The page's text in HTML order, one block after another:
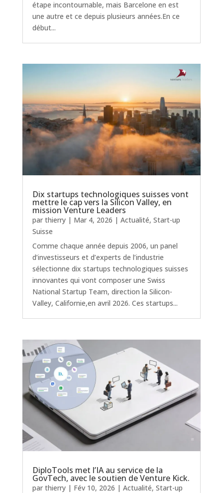
étape incontournable, mais Barcelone en est
une autre et ce depuis plusieurs années.En ce
début...
Dix startups technologiques suisses vont
mettre le cap vers la Silicon Valley, en
mission Venture Leaders
par thierry| Mar 4, 2026 | Actualité, Start-up
Suisse
Comme chaque année depuis 2006, un panel
d’investisseurs et d’experts de l’industrie
sélectionne dix startups technologiques suisses
innovantes qui vont composer une Swiss
National Startup Team, direction la Silicon-
Valley, Californie,en avril 2026. Ces startups...
DiploTools met l’IA au service de la
GovTech, avec le soutien de Venture Kick.
par thierry| Fév 10, 2026 | Actualité, Start-up